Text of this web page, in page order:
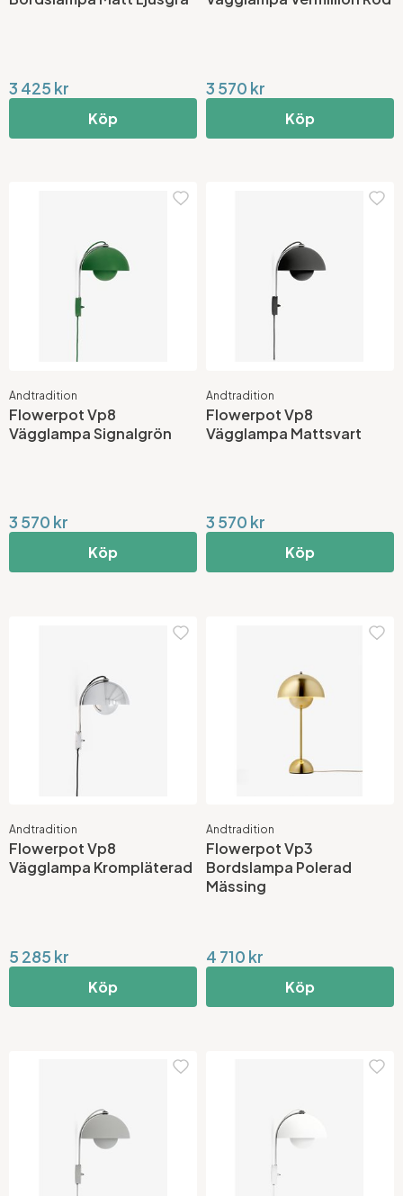
3 425 kr
Köp
3 570 kr
Köp
Andtradition
Flowerpot Vp8
Vägglampa Signalgrön
3 570 kr
Köp
Andtradition
Flowerpot Vp8
Vägglampa Mattsvart
3 570 kr
Köp
Andtradition
Flowerpot Vp8
Vägglampa Krompläterad
5 285 kr
Köp
Andtradition
Flowerpot Vp3
Bordslampa Polerad
Mässing
4 710 kr
Köp